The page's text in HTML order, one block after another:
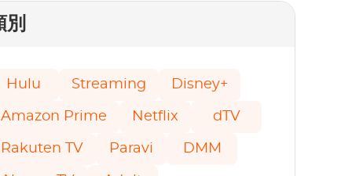
別
Hulu Streaming Disney+
Amazon Prime Netflix dTV
Rakuten TV Paravi DMM